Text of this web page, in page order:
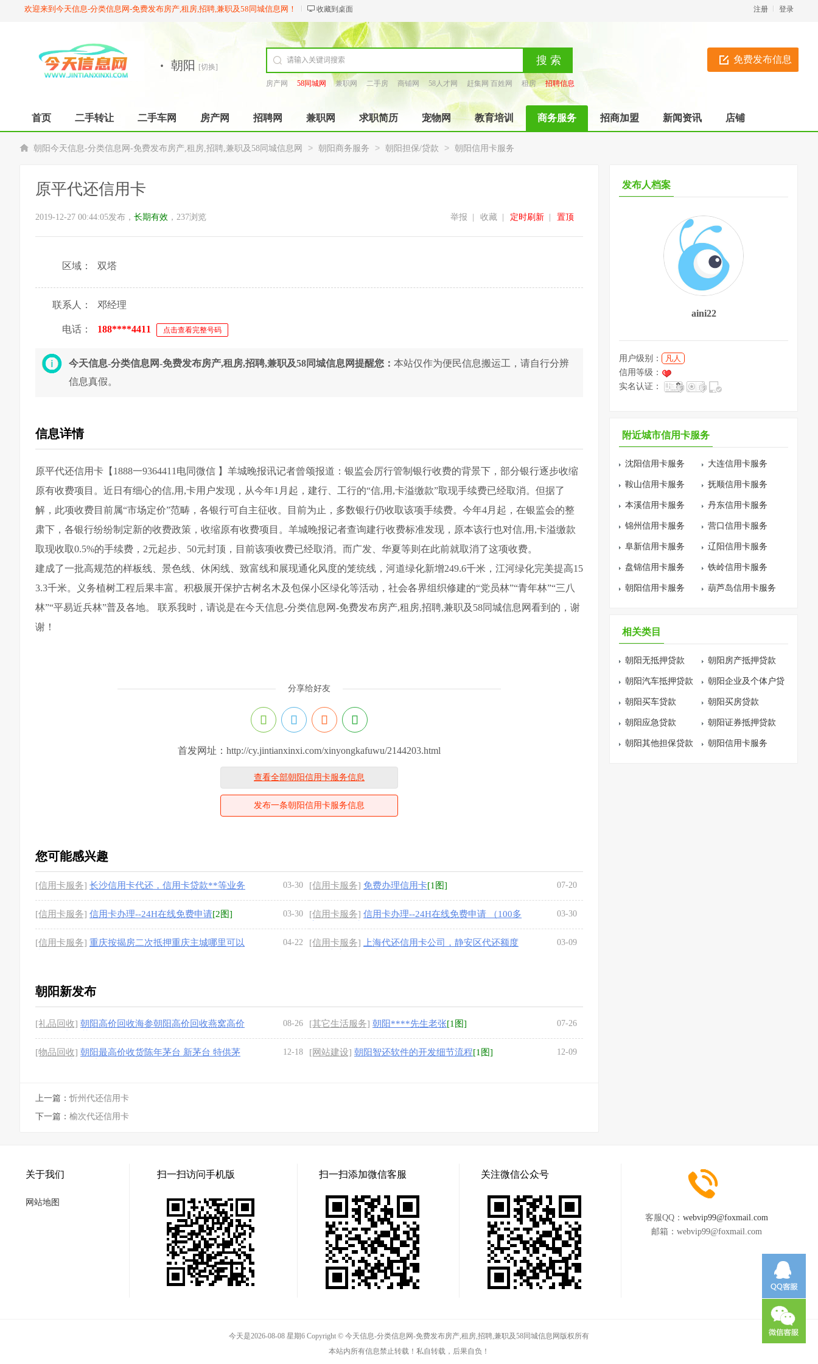
欢迎来到今天信息-分类信息网-免费发布房产,租房,招聘,兼职及58同城信息网！ 收藏到桌面 登录
注册
免费发布信息
· 朝阳
[切换]
房产网
58同城网 兼职网 二手房 商铺网 58人才网 赶集网 百姓网 租房
招聘信息
首页 二手转让 二手车网 房产网 招聘网 兼职网 求职简历 宠物网 教育培训 商务服务 招商加盟 新闻资讯 店铺
朝阳今天信息-分类信息网-免费发布房产,租房,招聘,兼职及58同城信息网 > 朝阳商务服务 > 朝阳担保/贷款 > 朝阳信用卡服务
原平代还信用卡
2019-12-27 00:44:05发布， 长期有效 ，237浏览 置顶
定时刷新
收藏
举报
区域： 双塔
联系人： 邓经理
电话： 188****4411 点击查看完整号码
今天信息-分类信息网-免费发布房产,租房,招聘,兼职及58同城信息网提醒您： 本站仅作为便民信息搬运工，请自行分辨
信息真假。
信息详情
原平代还信用卡【1888一9364411电同微信 】羊城晚报讯记者曾颂报道：银监会厉行管制银行收费的背景下，部分银行逐步收缩
原有收费项目。近日有细心的信,用,卡用户发现，从今年1月起，建行、工行的“信,用,卡溢缴款”取现手续费已经取消。但据了
解，此项收费目前属“市场定价”范畴，各银行可自主征收。目前为止，多数银行仍收取该项手续费。今年4月起，在银监会的整
肃下，各银行纷纷制定新的收费政策，收缩原有收费项目。羊城晚报记者查询建行收费标准发现，原本该行也对信,用,卡溢缴款
取现收取0.5%的手续费，2元起步、50元封顶，目前该项收费已经取消。而广发、华夏等则在此前就取消了这项收费。
建成了一批高规范的样板线、景色线、休闲线、致富线和展现通化风度的笼统线，河道绿化新增249.6千米，江河绿化完美提高15
3.3千米。义务植树工程后果丰富。积极展开保护古树名木及包保小区绿化等活动，社会各界组织修建的“党员林”“青年林”“三八
林”“平易近兵林”普及各地。 联系我时，请说是在今天信息-分类信息网-免费发布房产,租房,招聘,兼职及58同城信息网看到的，谢
谢！
分享给好友
首发网址：http://cy.jintianxinxi.com/xinyongkafuwu/2144203.html
查看全部朝阳信用卡服务信息
发布一条朝阳信用卡服务信息
您可能感兴趣
[信用卡服务] 长沙信用卡代还，信用卡贷款**等业务
03-30 [信用卡服务] 免费办理信用卡[1图] 07-20
[信用卡服务] 信用卡办理--24H在线免费申请[2图] 03-30 [信用卡服务] 信用卡办理--24H在线免费申请 （100多
03-30
[信用卡服务] 重庆按揭房二次抵押重庆主城哪里可以
04-22 [信用卡服务]
上海代还信用卡公司，静安区代还额度
03-09
朝阳新发布
[礼品回收] 朝阳高价回收海参朝阳高价回收燕窝高价
08-26 [其它生活服务] 朝阳****先生老张[1图] 07-26
[物品回收] 朝阳最高价收货陈年茅台 新茅台 特供茅
12-18 [网站建设] 朝阳智还软件的开发细节流程[1图] 12-09
上一篇：忻州代还信用卡
下一篇： 榆次代还信用卡
发布人档案
aini22
用户级别：
凡人
信用等级：
实名认证：
附近城市信用卡服务
沈阳信用卡服务 大连信用卡服务
鞍山信用卡服务 抚顺信用卡服务
本溪信用卡服务 丹东信用卡服务
锦州信用卡服务 营口信用卡服务
阜新信用卡服务 辽阳信用卡服务
盘锦信用卡服务 铁岭信用卡服务
朝阳信用卡服务 葫芦岛信用卡服务
相关类目
朝阳无抵押贷款 朝阳房产抵押贷款
朝阳汽车抵押贷款 朝阳企业及个体户贷
款
朝阳买车贷款 朝阳买房贷款
朝阳应急贷款 朝阳证券抵押贷款
朝阳其他担保贷款 朝阳信用卡服务
关于我们
网站地图
扫一扫访问手机版 扫一扫添加微信客服 关注微信公众号
客服QQ： webvip99@foxmail.com
邮箱： webvip99@foxmail.com
今天是2026-08-08 星期6 Copyright © 今天信息-分类信息网-免费发布房产,租房,招聘,兼职及58同城信息网版权所有
本站内所有信息禁止转载！私自转载，后果自负！